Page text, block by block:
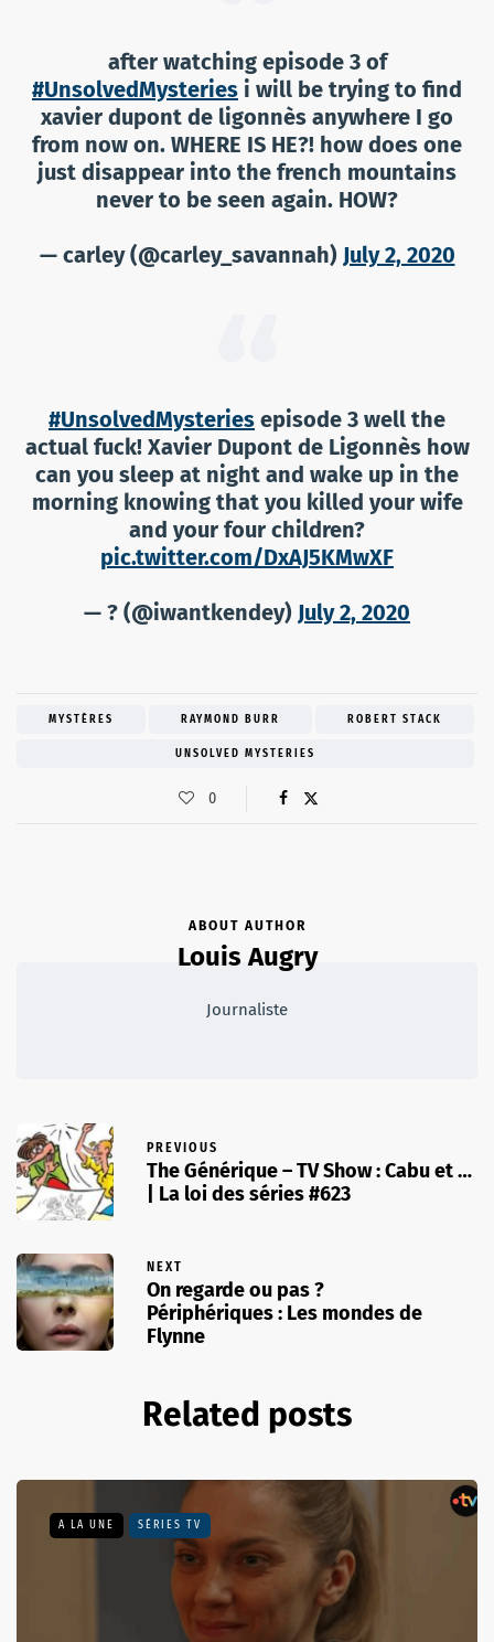
after watching episode 3 of
#UnsolvedMysteries i will be trying to find
xavier dupont de ligonnès anywhere I go
from now on. WHERE IS HE?! how does one
just disappear into the french mountains
never to be seen again. HOW?
— carley (@carley_savannah) July 2, 2020
#UnsolvedMysteries episode 3 well the
actual fuck! Xavier Dupont de Ligonnès how
can you sleep at night and wake up in the
morning knowing that you killed your wife
and your four children?
pic.twitter.com/DxAJ5KMwXF
— ? (@iwantkendey) July 2, 2020
MYSTÈRES RAYMOND BURR ROBERT STACK
UNSOLVED MYSTERIES
0
ABOUT AUTHOR
Louis Augry
Journaliste
PREVIOUS
The Générique – TV Show : Cabu et …
| La loi des séries #623
NEXT
On regarde ou pas ?
Périphériques : Les mondes de
Flynne
Related posts
A LA UNE SÉRIES TV